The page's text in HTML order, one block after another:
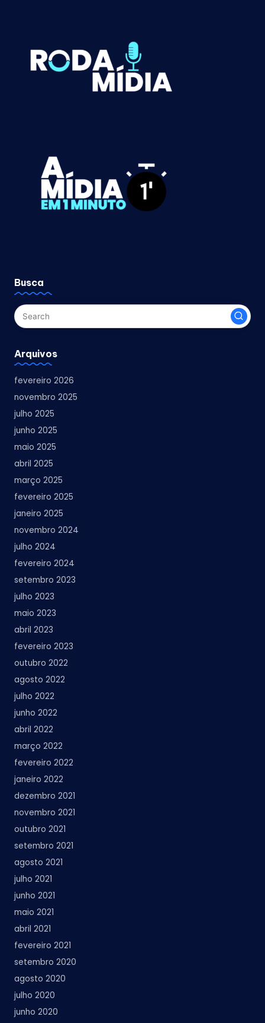
Busca
Arquivos
fevereiro 2026
novembro 2025
julho 2025
junho 2025
maio 2025
abril 2025
março 2025
fevereiro 2025
janeiro 2025
novembro 2024
julho 2024
fevereiro 2024
setembro 2023
julho 2023
maio 2023
abril 2023
fevereiro 2023
outubro 2022
agosto 2022
julho 2022
junho 2022
abril 2022
março 2022
fevereiro 2022
janeiro 2022
dezembro 2021
novembro 2021
outubro 2021
setembro 2021
agosto 2021
julho 2021
junho 2021
maio 2021
abril 2021
fevereiro 2021
setembro 2020
agosto 2020
julho 2020
junho 2020